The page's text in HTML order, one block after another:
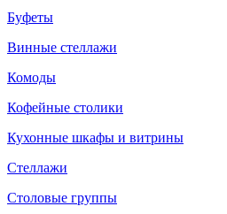
Буфеты
Винные стеллажи
Комоды
Кофейные столики
Кухонные шкафы и витрины
Стеллажи
Столовые группы